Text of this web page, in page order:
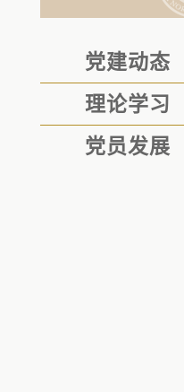
党建动态
理论学习
党员发展